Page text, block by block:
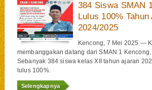
384 Siswa SMAN
Lulus 100% Tahun
2024/2025
Kencong, 7 Mei 2025 —
membanggakan datang dari SMAN 1
Sebanyak 384 siswa kelas XII tahun ajaran
lulus 100%.
Selengkapnya